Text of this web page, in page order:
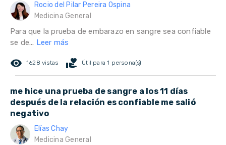
Rocio del Pilar Pereira Ospina
Medicina General
Para que la prueba de embarazo en sangre sea confiable
se de... Leer más
remove_red_eye 1628 vistas volunteer_activism Útil para 1 persona(s)
me hice una prueba de sangre a los 11 días
después de la relación es confiable me salió
negativo
Elías Chay
Medicina General